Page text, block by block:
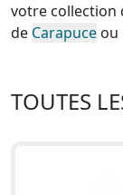
votre collection
de Carapuce ou
TOUTES